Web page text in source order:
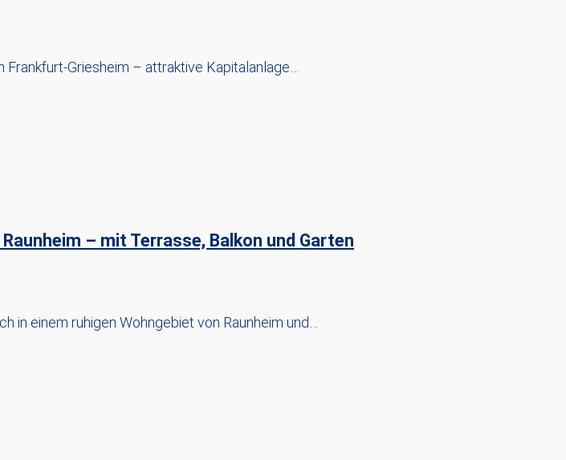
Griesheim – attraktive Kapitalanlage…
– mit Terrasse, Balkon und Garten
einem ruhigen Wohngebiet von Raunheim und…